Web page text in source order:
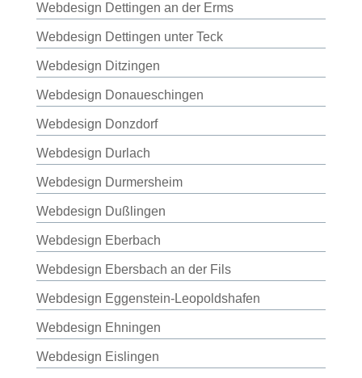
Webdesign Dettingen an der Erms
Webdesign Dettingen unter Teck
Webdesign Ditzingen
Webdesign Donaueschingen
Webdesign Donzdorf
Webdesign Durlach
Webdesign Durmersheim
Webdesign Dußlingen
Webdesign Eberbach
Webdesign Ebersbach an der Fils
Webdesign Eggenstein-Leopoldshafen
Webdesign Ehningen
Webdesign Eislingen